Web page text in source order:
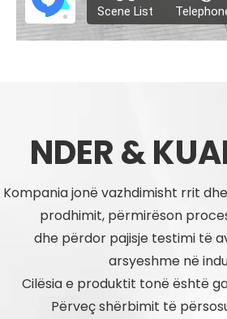
NDER &
Kompania jonë vazhdimisht rrit
prodhimit, përmirëson
dhe përdor pajisje testimi të
arsyeshme në
Cilësia e produktit tonë është
Përveç shërbimit të